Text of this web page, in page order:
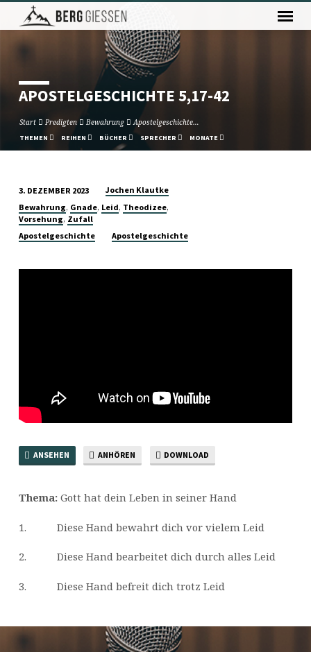
APOSTELGESCHICHTE 5,17-42
Start Predigten Bewahrung Apostelgeschichte…
THEMEN REIHEN BÜCHER SPRECHER MONATE
APOSTELGESCHICHTE
5,17-
42
3. DEZEMBER 2023
Jochen Klautke
Bewahrung, Gnade, Leid, Theodizee,
Vorsehung, Zufall
Apostelgeschichte
Apostelgeschichte
ANSEHEN ANHÖREN DOWNLOAD
Thema:Gott hat dein Leben in seiner Hand
1. Diese Hand bewahrt dich vor vielem Leid
2. Diese Hand bearbeitet dich durch alles Leid
3. Diese Hand befreit dich trotz Leid